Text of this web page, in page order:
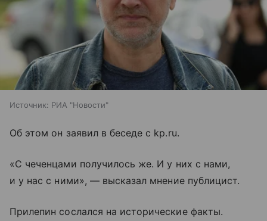
Источник: РИА "Новости"
Об этом он заявил в беседе с kp.ru.
«С чеченцами получилось же. И у них с нами,
и у нас с ними», — высказал мнение публицист.
Прилепин сослался на исторические факты.